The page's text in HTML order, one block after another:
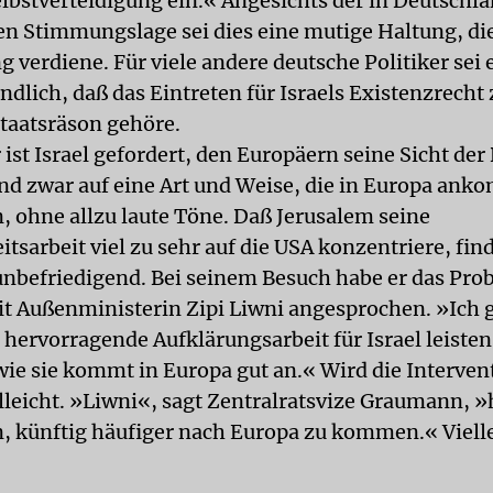
Stimmungslage sei dies eine mutige Haltung,
verdiene. Für viele andere deutsche Politiker sei
daß das Eintreten für Israels Existenzrecht
gehöre.
ist Israel gefordert, den Europäern seine Sicht der
zwar auf eine Art und Weise, die in Europa
ohne allzu laute Töne. Daß Jerusalem seine
viel zu sehr auf die USA konzentriere,
Bei seinem Besuch habe er das
Außenministerin Zipi Liwni angesprochen. »Ich
Aufklärungsarbeit für Israel
sie kommt in Europa gut an.« Wird die
»Liwni«, sagt Zentralratsvize Graumann,
künftig häufiger nach Europa zu kommen.«